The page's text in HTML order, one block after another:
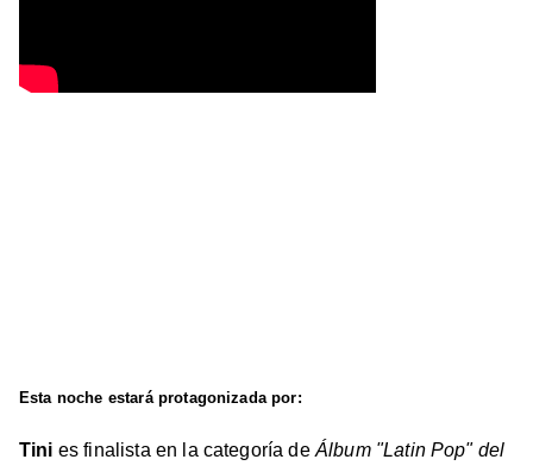
Esta noche estará protagonizada por:
Tini es finalista en la categoría deÁlbum "Latin Pop" del